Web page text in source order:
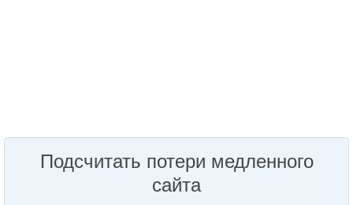
Подсчитать потери медленного
сайта